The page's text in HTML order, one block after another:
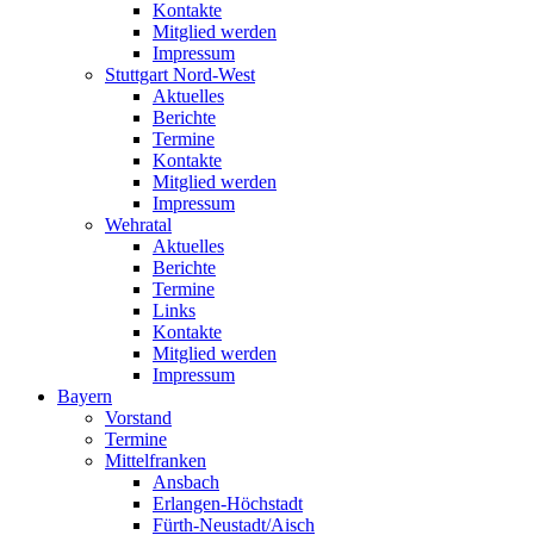
Kontakte
Mitglied werden
Impressum
Stuttgart Nord-West
Aktuelles
Berichte
Termine
Kontakte
Mitglied werden
Impressum
Wehratal
Aktuelles
Berichte
Termine
Links
Kontakte
Mitglied werden
Impressum
Bayern
Vorstand
Termine
Mittelfranken
Ansbach
Erlangen-Höchstadt
Fürth-Neustadt/Aisch